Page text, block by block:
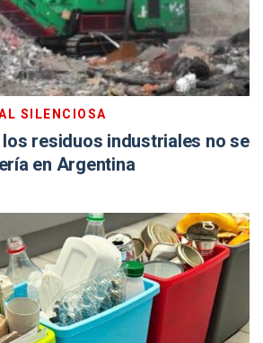
SILENCIOSA
los residuos industriales no se
en Argentina